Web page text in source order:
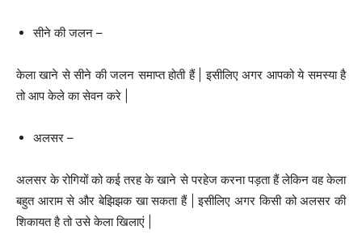
सीने की जलन –
केला खाने से सीने की जलन समाप्त होती हैं | इसीलिए अगर आपको ये समस्या है
तो आप केले का सेवन करे |
अलसर –
अलसर के रोगियों को कई तरह के खाने से परहेज करना पड़ता हैं लेकिन वह केला
बहुत आराम से और बेझिझक खा सकता हैं | इसीलिए अगर किसी को अलसर की
शिकायत है तो उसे केला खिलाएं |